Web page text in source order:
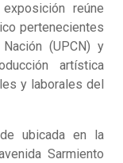
reúne
pertenecientes
(UPCN) y
artística
y laborales del
ubicada en la
Sarmiento